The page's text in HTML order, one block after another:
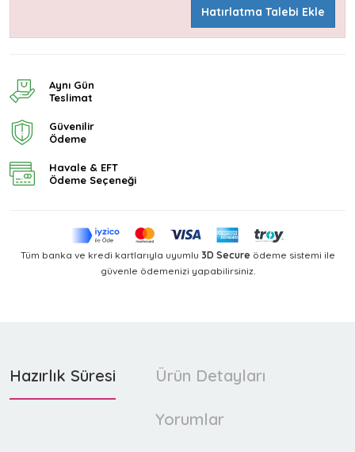
Hatırlatma Talebi Ekle
Aynı Gün
Teslimat
Güvenilir
Ödeme
Havale & EFT
Ödeme Seçeneği
Tüm banka ve kredi kartlarıyla uyumlu 3D Secure ödeme sistemi ile
güvenle ödemenizi yapabilirsiniz.
Hazırlık Süresi Ürün Detayları
Yorumlar